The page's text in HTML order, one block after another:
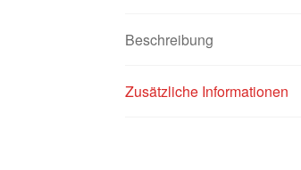
Beschreibung
Zusätzliche Informationen